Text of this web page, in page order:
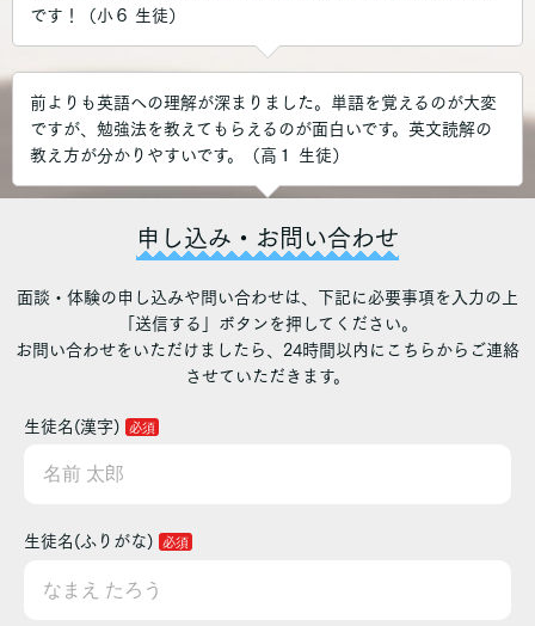
です！（小６ 生徒）
前よりも英語への理解が深まりました。単語を覚えるのが大変
ですが、勉強法を教えてもらえるのが面白いです。英文読解の
教え方が分かりやすいです。（高１ 生徒）
申し込み・お問い合わせ
面談・体験の申し込みや問い合わせは、下記に必要事項を入力の上
「送信する」ボタンを押してください。
お問い合わせをいただけましたら、24時間以内にこちらからご連絡
させていただきます。
生徒名(漢字)
生徒名(ふりがな)